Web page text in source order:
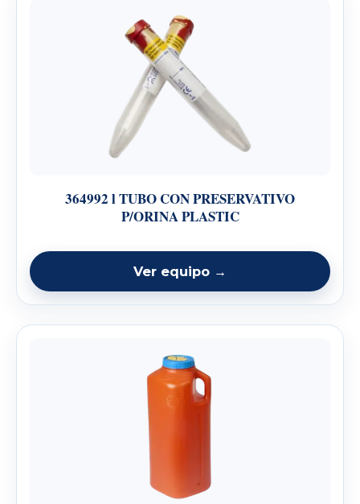
364992 l TUBO CON PRESERVATIVO
P/ORINA PLASTIC
Ver equipo →